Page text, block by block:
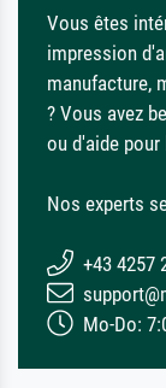
Vous êtes
impression
manufacture,
? Vous avez
ou d'aide
Nos experts
+43 4257
Mo-Do: